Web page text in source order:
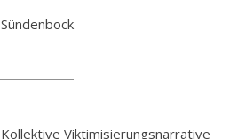
Sündenbock
Kollektive Viktimisierungsnarrative